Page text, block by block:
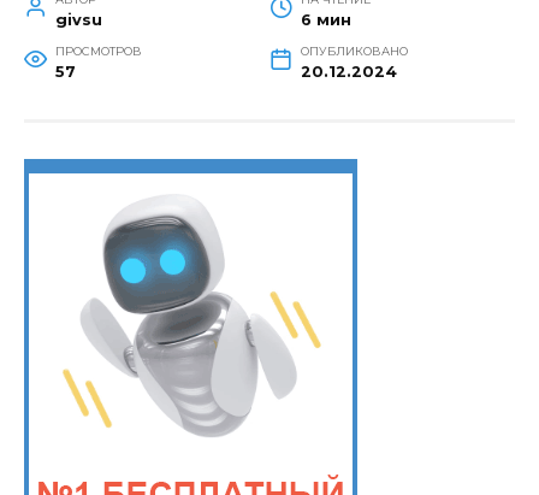
givsu 6 мин
ПРОСМОТРОВ
57
ОПУБЛИКОВАНО
20.12.2024